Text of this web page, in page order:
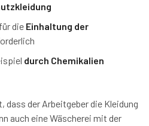
die Einhaltung der
durch Chemikalien
dass der Arbeitgeber die Kleidung
auch eine Wäscherei mit der